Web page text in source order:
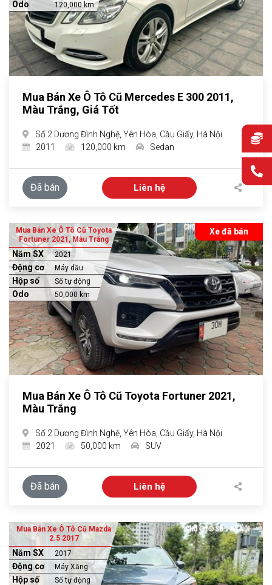
Odo 120,000 km
Mua Bán Xe Ô Tô Cũ Mercedes E 300 2011,
Màu Trắng, Giá Tốt
Số 2 Dương Đình Nghệ, Yên Hòa, Cầu Giấy, Hà Nội
2011
120,000 km Sedan
Đã bán Liên hệ
Xe đã bán
Mua Bán Xe Ô Tô Cũ Toyota
Fortuner 2021, Màu Trắng
Năm SX 2021
Động cơ Máy dầu
Hộp số Số tự động
Odo 50,000 km
Mua Bán Xe Ô Tô Cũ Toyota Fortuner 2021,
Màu Trắng
Số 2 Dương Đình Nghệ, Yên Hòa, Cầu Giấy, Hà Nội
2021
50,000 km SUV
Đã bán Liên hệ
Mua Bán Xe Ô Tô Cũ Mazda
2.5 2017
Năm SX 2017
Động cơ Máy Xăng
Hộp số Số tự động